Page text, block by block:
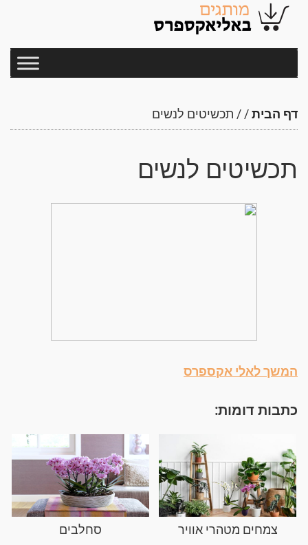
דף הבית/
/ תכשיטים לנשים
תכשיטים לנשים
המשך לאלי אקספרס
כתבות דומות:
צמחים מטהרי אוויר סחלבים